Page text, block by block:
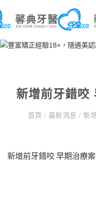
新增前牙錯咬
首頁/ 最新消息/ 新
新增前牙錯咬 早期治療案